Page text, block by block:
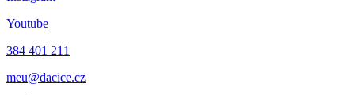
Youtube
384 401 211
meu@dacice.cz